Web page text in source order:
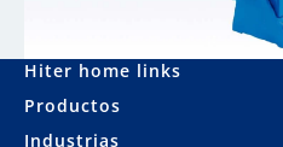
Hiter home links
Productos
Industrias